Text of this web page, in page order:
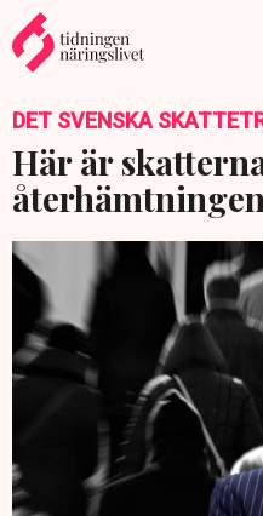
DET SVENSKA
Här är
återhämtningen